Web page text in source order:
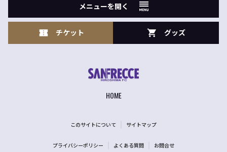
メニューを開く
チケット グッズ
HOME
このサイトについて サイトマップ
プライバシーポリシー よくある質問 お問合せ